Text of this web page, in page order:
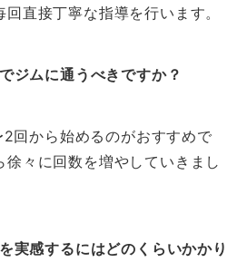
直接丁寧な指導を行います。
ジムに通うべきですか？
回から始めるのがおすすめで
々に回数を増やしていきまし
実感するにはどのくらいかかり